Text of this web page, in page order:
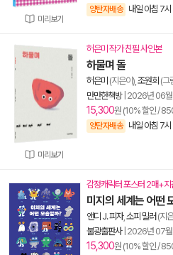
미리보기
양탄자배송 내일 아침 7시
미리보기
허은미 작가 친필 사인본
하물며 돌
허은미 (지은이), 조원희 (그
만만한책방| 2026년 06월
15,300원 (10% 할인 /
양탄자배송 내일 아침 7시
감정캐릭터 포스터 2매+지
미지의 세계는 어떤
앤디 J. 피자, 소피 밀러 (지
불광출판사| 2026년 07월
15,300원 (10% 할인 /